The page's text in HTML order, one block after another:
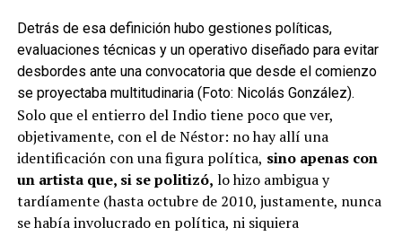
Detrás de esa definición hubo gestiones políticas,
evaluaciones técnicas y un operativo diseñado para evitar
desbordes ante una convocatoria que desde el comienzo
se proyectaba multitudinaria (Foto: Nicolás González).
Solo que el entierro del Indio tiene poco que ver,
objetivamente, con el de Néstor: no hay allí una
identificación con una figura política, sino apenas con
un artista que, si se politizó, lo hizo ambigua y
tardíamente (hasta octubre de 2010, justamente, nunca
se había involucrado en política, ni siquiera